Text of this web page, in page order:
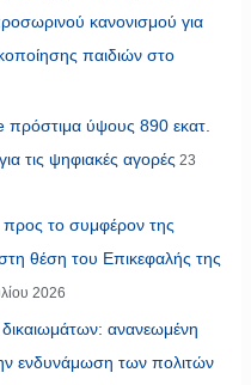
κανονισμού για
παιδιών στο
πρόστιμα ύψους 890 εκατ.
τις ψηφιακές αγορές 23
το συμφέρον της
θέση του Επικεφαλής της
2026
ανανεωμένη
ενδυνάμωση των πολιτών